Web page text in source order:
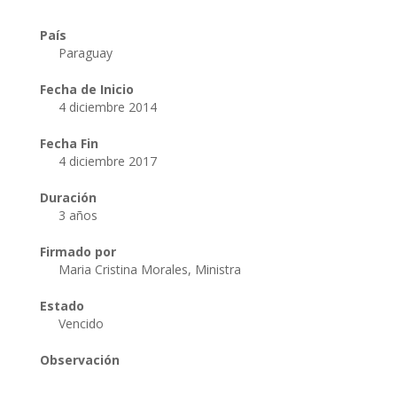
País
Paraguay
Fecha de Inicio
4 diciembre 2014
Fecha Fin
4 diciembre 2017
Duración
3 años
Firmado por
Maria Cristina Morales, Ministra
Estado
Vencido
Observación